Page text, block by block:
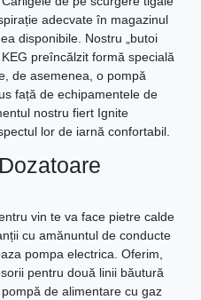
adecvate în magazinul
disponibile. Nostru „butoi
preîncălzit formă specială
de asemenea, o pompă
față de echipamentele de
nostru fiert Ignite
lor de iarnă confortabil.
vin te va face pietre calde
cu amănuntul de conducte
pompa electrica. Oferim,
pentru două linii băutură
de alimentare cu gaz